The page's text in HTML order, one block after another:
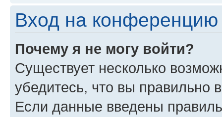
Вход на конференцию
Почему я не могу войти?
Существует несколько
убедитесь, что вы правильно
Если данные введены